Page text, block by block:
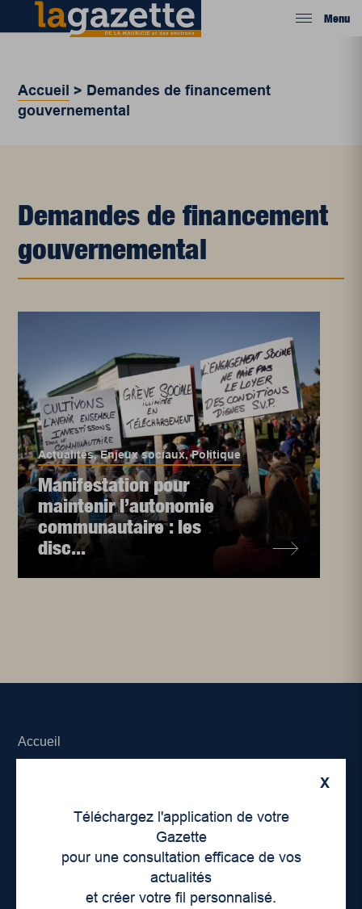
Menu
Accueil > Demandes de financement
gouvernemental
Demandes de financement
gouvernemental
Actualités,Enjeux sociaux,Politique
Manifestation pour
maintenir l’autonomie
communautaire : les
disc...
X
Téléchargez l'application de votre
Gazette
pour une consultation efficace de vos
actualités
et créer votre fil personnalisé.
Accueil
Déontologie et confidentialité
Devenir partenaire
Lieux de distribution